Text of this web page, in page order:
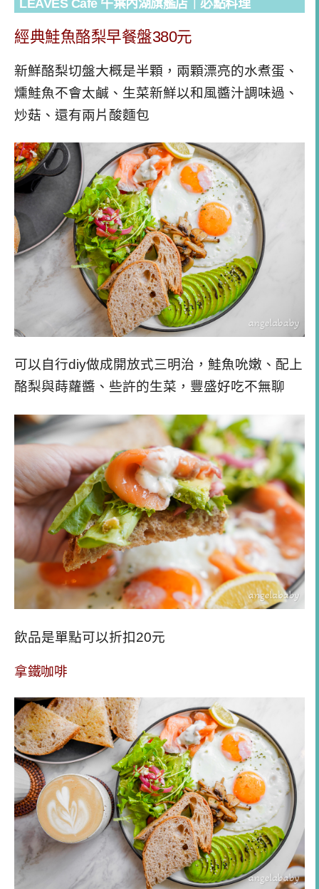
LEAVES Cafe 午葉內湖旗艦店｜必點料理
經典鮭魚酪梨早餐盤380元
新鮮酪梨切盤大概是半顆，兩顆漂亮的水煮蛋、
燻鮭魚不會太鹹、生菜新鮮以和風醬汁調味過、
炒菇、還有兩片酸麵包
可以自行diy做成開放式三明治，鮭魚吮嫩、配上
酪梨與蒔蘿醬、些許的生菜，豐盛好吃不無聊
飲品是單點可以折扣20元
拿鐵咖啡